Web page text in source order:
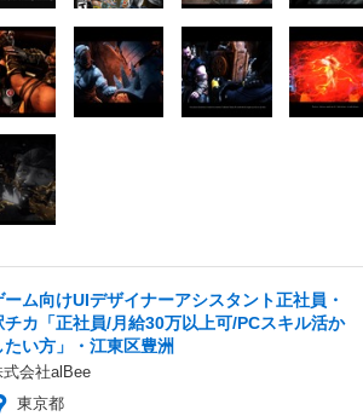
ーム向けUIデザイナーアシスタント正社員・
チカ「正社員/月給30万以上可/PCスキル活か
たい方」・江東区豊洲
式会社alBee
東京都